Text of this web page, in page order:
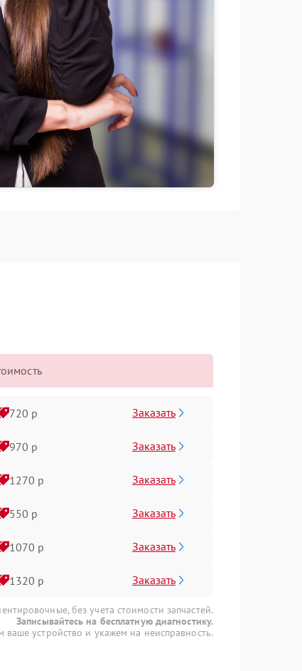
720 р Заказать
970 р Заказать
1270 р Заказать
550 р Заказать
1070 р Заказать
1320 р Заказать
без учета стоимости запчастей.
Записывайтесь на бесплатную диагностику.
устройство и укажем на неисправность.